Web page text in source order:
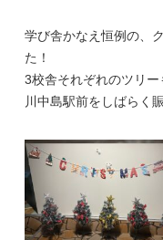
学び舎かなえ恒例の、
た！
3校舎それぞれのツリ
川中島駅前をしばらく